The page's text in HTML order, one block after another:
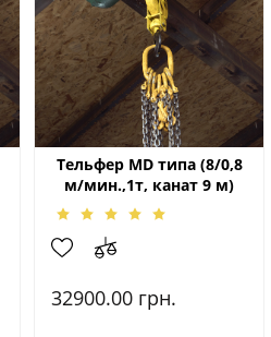
Тельфер МD типа (8/0,8
м/мин.,1т, канат 9 м)
32900.00 грн.